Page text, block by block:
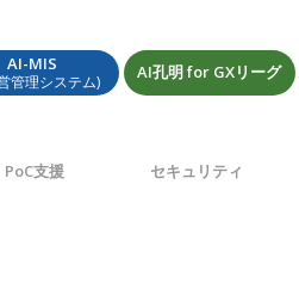
AI-MIS
管理システム) AI孔明 for GXリーグ
支援 セキュリティ